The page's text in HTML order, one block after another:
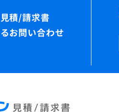
お問い合わせ